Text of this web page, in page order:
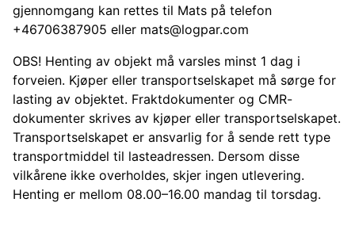
gjennomgang kan rettes til Mats på telefon
+46706387905 eller mats@logpar.com
OBS! Henting av objekt må varsles minst 1 dag i
forveien. Kjøper eller transportselskapet må sørge for
lasting av objektet. Fraktdokumenter og CMR-
dokumenter skrives av kjøper eller transportselskapet.
Transportselskapet er ansvarlig for å sende rett type
transportmiddel til lasteadressen. Dersom disse
vilkårene ikke overholdes, skjer ingen utlevering.
Henting er mellom 08.00–16.00 mandag til torsdag.